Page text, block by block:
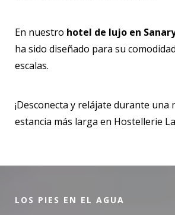
En nuestro hotel de lujo en
ha sido diseñado para su
escalas.
¡Desconecta y relájate durante una
estancia más larga en Hostellerie
LOS PIES EN EL AGUA